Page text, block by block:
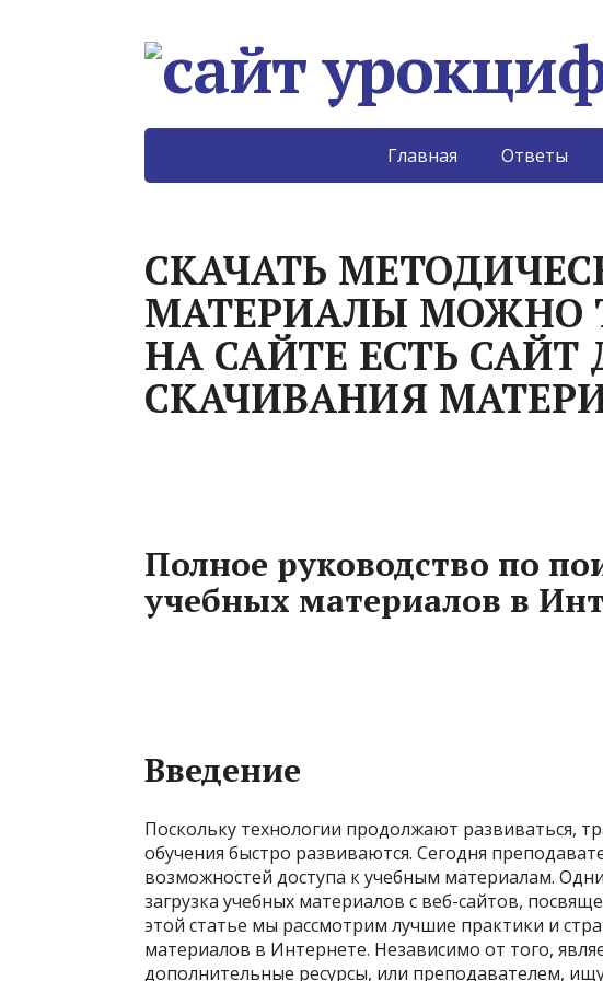
Главная Ответы
СКАЧАТЬ
МАТЕРИАЛЫ МОЖНО
НА САЙТЕ ЕСТЬ САЙТ
СКАЧИВАНИЯ
Полное руководство по
учебных материалов в
Введение
Поскольку технологии продолжают развиваться,
обучения быстро развиваются. Сегодня
возможностей доступа к учебным материалам.
загрузка учебных материалов с веб-сайтов,
этой статье мы рассмотрим лучшие практики и
материалов в Интернете. Независимо от того,
дополнительные ресурсы, или преподавателем,